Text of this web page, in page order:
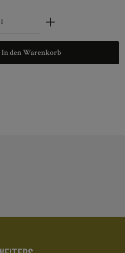
Gib den
In den Warenkorb